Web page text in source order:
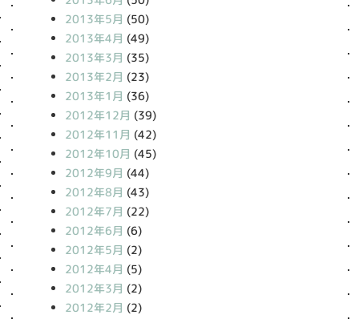
2013年5月 (50)
2013年4月 (49)
2013年3月 (35)
2013年2月 (23)
2013年1月 (36)
2012年12月 (39)
2012年11月 (42)
2012年10月 (45)
2012年9月 (44)
2012年8月 (43)
2012年7月 (22)
2012年6月 (6)
2012年5月 (2)
2012年4月 (5)
2012年3月 (2)
2012年2月 (2)